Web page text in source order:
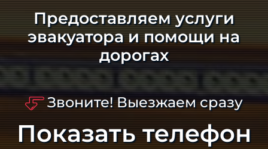
Предоставляем услуги
эвакуатора и помощи на
дорогах
Звоните! Выезжаем сразу
Показать телефон